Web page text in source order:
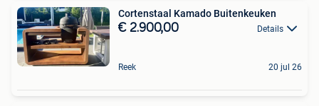
Cortenstaal Kamado Buitenkeuken
€ 2.900,00 Details
Reek 20 jul 26